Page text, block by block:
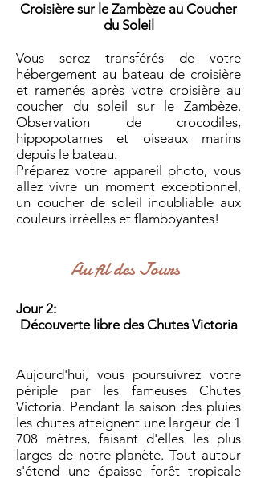
Croisière sur le Zambèze au Coucher
du Soleil
Vous serez transférés de votre
hébergement au bateau de croisière
et ramenés après votre croisière au
coucher du soleil sur le Zambèze.
Observation de crocodiles,
hippopotames et oiseaux marins
depuis le bateau.
Préparez votre appareil photo, vous
allez vivre un moment exceptionnel,
un coucher de soleil inoubliable aux
couleurs irréelles et flamboyantes!
Au fil des Jours
Jour 2:
Découverte libre des Chutes Victoria
Aujourd'hui, vous poursuivrez votre
périple par les fameuses Chutes
Victoria. Pendant la saison des pluies
les chutes atteignent une largeur de 1
708 mètres, faisant d'elles les plus
larges de notre planète. Tout autour
s'étend une épaisse forêt tropicale